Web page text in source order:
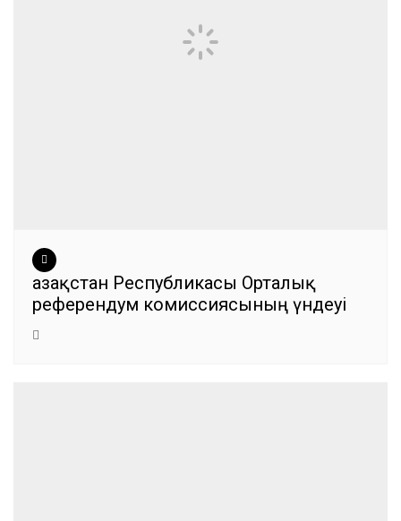
Қазақстан Республикасы Орталық
референдум комиссиясының үндеуі